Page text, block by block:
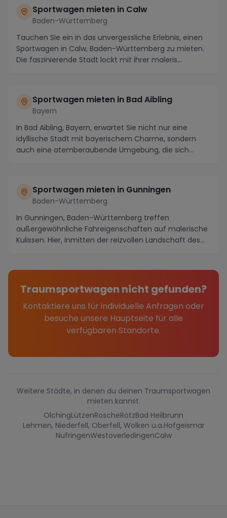
Sportwagen mieten in Calw
Baden-Württemberg
Tauchen Sie ein in das unvergessliche Erlebnis, einen
Sportwagen in Calw, Baden-Württemberg zu mieten.
Die faszinierende Stadt lockt mit ihrer maleris...
Sportwagen mieten in Bad Aibling
Bayern
In Bad Aibling, Bayern, erwartet Sie nicht nur eine
idyllische Stadt mit bayerischem Charme, sondern
auch eine atemberaubende Umgebung, die sich
Sportwagen mieten in Gunningen
Baden-Württemberg
In Gunningen, Baden-Württemberg treffen
außergewöhnliche Fahreigenschaften auf malerische
Kulissen. Hier, inmitten der reizvollen Landschaft des
Traumsportwagen nicht gefunden?
Kontaktiere uns für individuelle Anfragen oder
besuche unsere Hauptseite für alle
verfügbaren Standorte.
Weitere Städte, in denen du deinen Traumsportwagen
mieten kannst.
OlchingLützenRoscheRötzBad Heilbrunn
Lehmen, Niederfell, Oberfell, Wolken u.a.Hofgeismar
NufringenWestoverledingenCalw